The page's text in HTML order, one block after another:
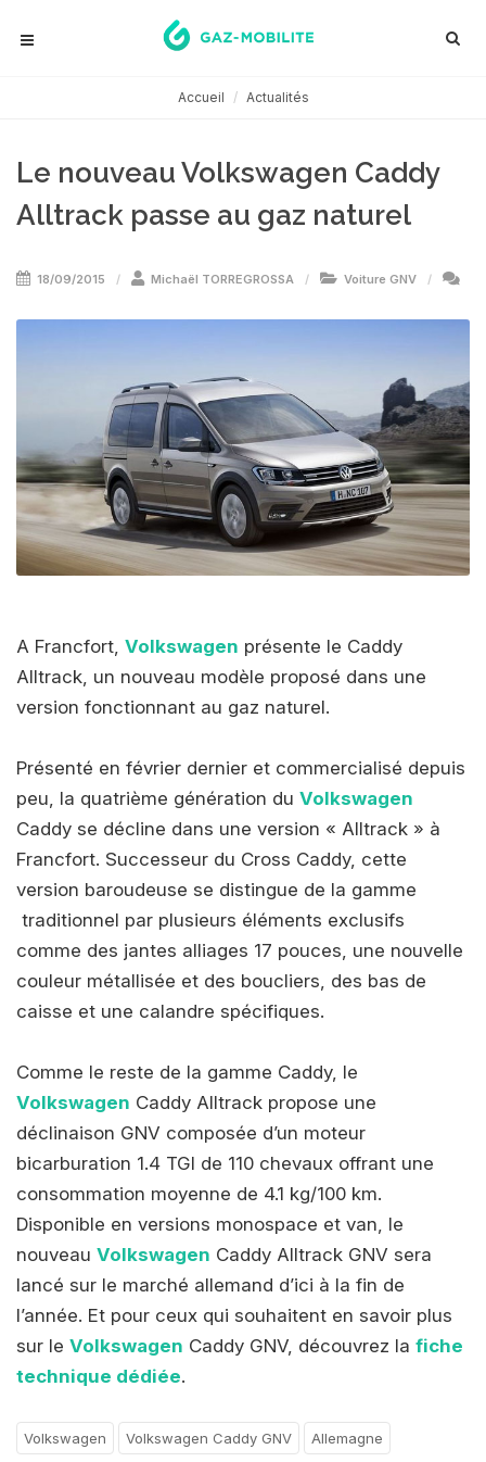
Accueil Actualités
Le nouveau Volkswagen Caddy
Alltrack passe au gaz naturel
18/09/2015 Michaël TORREGROSSA Voiture GNV
A Francfort, Volkswagen présente le Caddy
Alltrack, un nouveau modèle proposé dans une
version fonctionnant au gaz naturel.
Présenté en février dernier et commercialisé depuis
peu, la quatrième génération du Volkswagen
Caddy se décline dans une version « Alltrack » à
Francfort. Successeur du Cross Caddy, cette
version baroudeuse se distingue de la gamme
traditionnel par plusieurs éléments exclusifs
comme des jantes alliages 17 pouces, une nouvelle
couleur métallisée et des boucliers, des bas de
caisse et une calandre spécifiques.
Comme le reste de la gamme Caddy, le
Volkswagen Caddy Alltrack propose une
déclinaison GNV composée d’un moteur
bicarburation 1.4 TGI de 110 chevaux offrant une
consommation moyenne de 4.1 kg/100 km.
Disponible en versions monospace et van, le
nouveau Volkswagen Caddy Alltrack GNV sera
lancé sur le marché allemand d’ici à la fin de
l’année. Et pour ceux qui souhaitent en savoir plus
sur le Volkswagen Caddy GNV, découvrez la fiche
technique dédiée.
Volkswagen Volkswagen Caddy GNV Allemagne